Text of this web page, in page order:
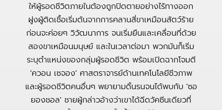
ให้ผู้รอดชีวิตภายในต้องถูกปิดตายอย่างไร้ทางออก
ฝูงผู้ติดเชื้อเริ่มต้นจากการคลานสี่ขาเหมือนสัตว์ร้าย
ก่อนจะค่อยๆ วิวัฒนาการ จนเริ่มยืนและเคลื่อนที่ด้วย
สองขาเหมือนมนุษย์ และในเวลาต่อมา พวกมันก็เริ่ม
ระบุตำแหน่งของกลุ่มผู้รอดชีวิต พร้อมเปิดฉากโจมตี
'ควอน เซจอง' ศาสตราจารย์ด้านเทคโนโลยีชีวภาพ
และผู้รอดชีวิตคนอื่นๆ พยายามดิ้นรนจนได้พบกับ 'ซอ
ยองชอล' ชายผู้กล่าวอ้างว่าเขาได้ฉีดวัคซีนเดียวที่